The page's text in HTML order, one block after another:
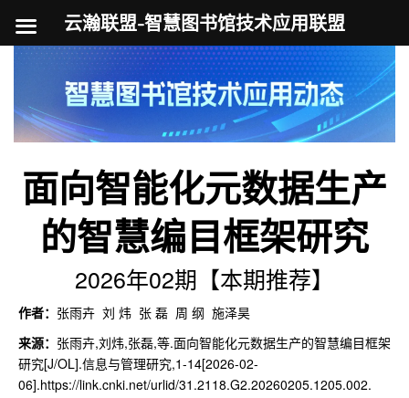
内
容
面向智能化元数据生产
的智慧编目框架研究
2026年02期【本期推荐】
作者： 张雨卉 刘 炜 张 磊 周 纲 施泽昊
来源： 张雨卉,刘炜,张磊,等.面向智能化元数据生产的智慧编目框架
研究[J/OL].信息与管理研究,1-14[2026-02-
06].https://link.cnki.net/urlid/31.2118.G2.20260205.1205.002.
云瀚联盟-智慧图书馆技术应用联盟